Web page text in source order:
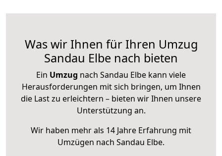
Was wir Ihnen für Ihren Umzug
Sandau Elbe nach bieten
Ein Umzug nach Sandau Elbe kann viele
Herausforderungen mit sich bringen, um Ihnen
die Last zu erleichtern – bieten wir Ihnen unsere
Unterstützung an.
Wir haben mehr als 14 Jahre Erfahrung mit
Umzügen nach Sandau Elbe.